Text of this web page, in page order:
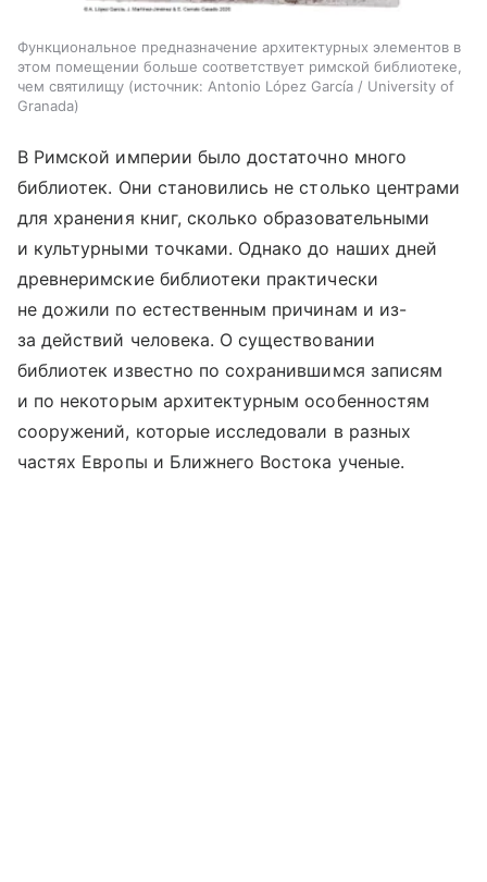
Функциональное предназначение архитектурных элементов в
этом помещении больше соответствует римской библиотеке,
чем святилищу
источник: Antonio López García / University of
Granada
В Римской империи было достаточно много
библиотек. Они становились не столько центрами
для хранения книг, сколько образовательными
и культурными точками. Однако до наших дней
древнеримские библиотеки практически
не дожили по естественным причинам и из-
за действий человека. О существовании
библиотек известно по сохранившимся записям
и по некоторым архитектурным особенностям
сооружений, которые исследовали в разных
частях Европы и Ближнего Востока ученые.